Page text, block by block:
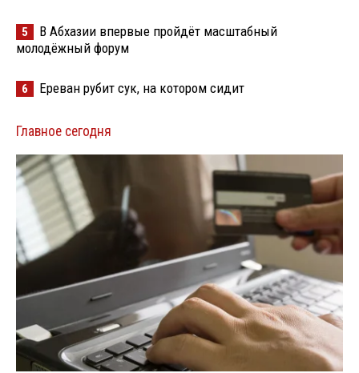
5
В Абхазии впервые пройдёт масштабный
молодёжный форум
6 Ереван рубит сук, на котором сидит
Главное сегодня